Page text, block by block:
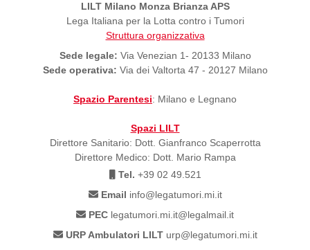
LILT Milano Monza Brianza APS
Lega Italiana per la Lotta contro i Tumori
Struttura organizzativa
Sede legale: Via Venezian 1- 20133 Milano
Sede operativa: Via dei Valtorta 47 - 20127 Milano
Spazio Parentesi: Milano e Legnano
Spazi LILT
Direttore Sanitario: Dott. Gianfranco Scaperrotta
Direttore Medico: Dott. Mario Rampa
Tel. +39 02 49.521
Email info@legatumori.mi.it
PEC legatumori.mi.it@legalmail.it
URP Ambulatori LILTurp@legatumori.mi.it